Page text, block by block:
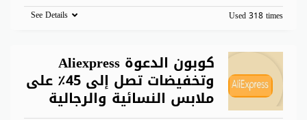
Used 318 times
See Details
كوبون الدعوة Aliexpress
وتخفيضات تصل إلى 45٪ على
ملابس النسائية والرجالية